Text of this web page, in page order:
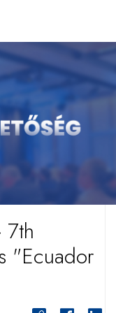
7th
"Ecuador